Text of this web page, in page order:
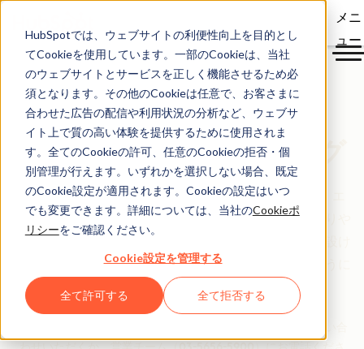
HubSpotでは、ウェブサイトの利便性向上を目的とし
てCookieを使用しています。一部のCookieは、当社
のウェブサイトとサービスを正しく機能させるため必
須となります。その他のCookieは任意で、お客さまに
合わせた広告の配信や利用状況の分析など、ウェブサ
イト上で質の高い体験を提供するために使用されま
す。全てのCookieの許可、任意のCookieの拒否・個
別管理が行えます。いずれかを選択しない場合、既定
のCookie設定が適用されます。Cookieの設定はいつ
でも変更できます。詳細については、当社のCookieポ
リシーをご確認ください。
Cookie設定を管理する
全て許可する 全て拒否する
メニ
ュー
HubSpot
製品・サービスカタログ
このページでは、HubSpotの製品やサービスの概要、エ
ディション別の機能リスト、制限事項について、分かりや
すくご説明します。各製品にはいくつかの制限事項が設け
られていますが、お客さまのニーズにお応えできるように
設計されています。